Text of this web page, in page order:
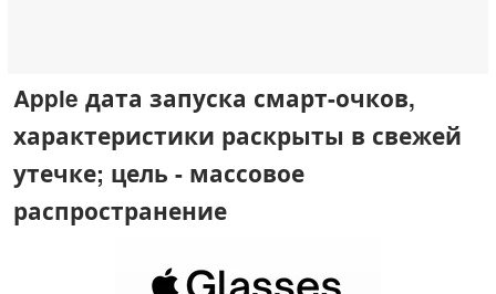
Apple дата запуска смарт-очков,
характеристики раскрыты в свежей
утечке; цель - массовое
распространение